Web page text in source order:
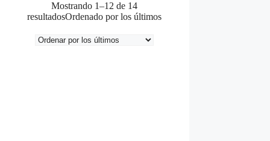
Mostrando 1–12 de 14
resultadosOrdenado por los últimos